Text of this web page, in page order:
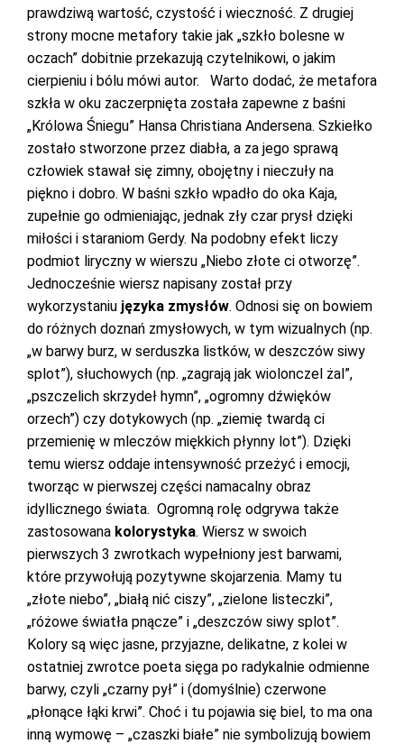
prawdziwą wartość, czystość i wieczność. Z drugiej
strony mocne metafory takie jak „szkło bolesne w
oczach” dobitnie przekazują czytelnikowi, o jakim
cierpieniu i bólu mówi autor. Warto dodać, że metafora
szkła w oku zaczerpnięta została zapewne z baśni
„Królowa Śniegu” Hansa Christiana Andersena. Szkiełko
zostało stworzone przez diabła, a za jego sprawą
człowiek stawał się zimny, obojętny i nieczuły na
piękno i dobro. W baśni szkło wpadło do oka Kaja,
zupełnie go odmieniając, jednak zły czar prysł dzięki
miłości i staraniom Gerdy. Na podobny efekt liczy
podmiot liryczny w wierszu „Niebo złote ci otworzę”.
Jednocześnie wiersz napisany został przy
wykorzystaniu języka zmysłów. Odnosi się on bowiem
do różnych doznań zmysłowych, w tym wizualnych (np.
„w barwy burz, w serduszka listków, w deszczów siwy
splot”), słuchowych (np. „zagrają jak wiolonczel żal”,
„pszczelich skrzydeł hymn”, „ogromny dźwięków
orzech”) czy dotykowych (np. „ziemię twardą ci
przemienię w mleczów miękkich płynny lot”). Dzięki
temu wiersz oddaje intensywność przeżyć i emocji,
tworząc w pierwszej części namacalny obraz
idyllicznego świata. Ogromną rolę odgrywa także
zastosowana kolorystyka. Wiersz w swoich
pierwszych 3 zwrotkach wypełniony jest barwami,
które przywołują pozytywne skojarzenia. Mamy tu
„złote niebo”, „białą nić ciszy”, „zielone listeczki”,
„różowe światła pnącze” i „deszczów siwy splot”.
Kolory są więc jasne, przyjazne, delikatne, z kolei w
ostatniej zwrotce poeta sięga po radykalnie odmienne
barwy, czyli „czarny pył” i (domyślnie) czerwone
„płonące łąki krwi”. Choć i tu pojawia się biel, to ma ona
inną wymowę – „czaszki białe” nie symbolizują bowiem